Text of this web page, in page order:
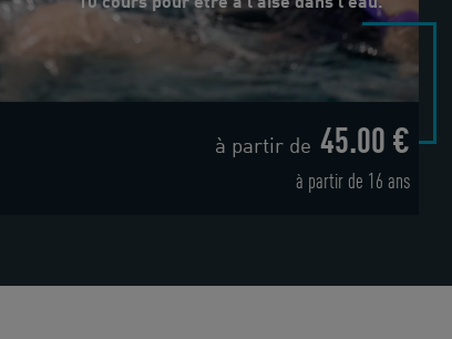
à partir de 45.00 €
à partir de 16 ans